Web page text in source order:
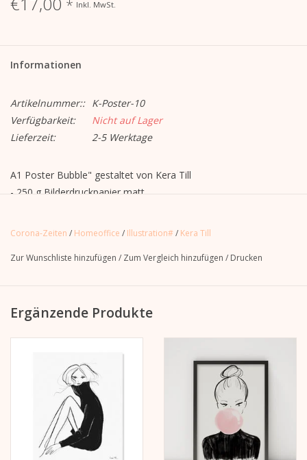
* Inkl. MwSt.
Informationen
Artikelnummer:: K-Poster-10
Verfügbarkeit:
Nicht auf Lager
Lieferzeit:
2-5 Werktage
A1 Poster Bubble" gestaltet von Kera Till
- 250 g Bilderdruckpapier matt
- beidseitig bedruckt (Offsetdruck)
Corona-Zeiten / Homeoffice / Illustration#/ Kera Till
Zur Wunschliste hinzufügen / Zum Vergleich hinzufügen / Drucken
Ergänzende Produkte